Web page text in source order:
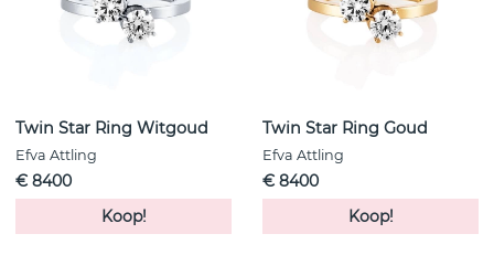
Twin Star Ring Witgoud
Efva Attling
€ 8400
Koop!
Twin Star Ring Goud
Efva Attling
€ 8400
Koop!